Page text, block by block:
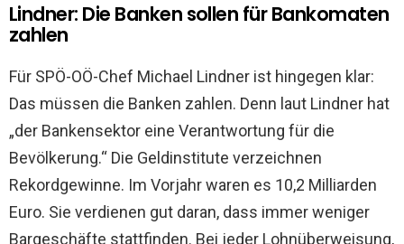
Lindner: Die Banken sollen für Bankomaten
zahlen
Für SPÖ-OÖ-Chef Michael Lindner ist hingegen klar:
Das müssen die Banken zahlen. Denn laut Lindner hat
„der Bankensektor eine Verantwortung für die
Bevölkerung.“ Die Geldinstitute verzeichnen
Rekordgewinne. Im Vorjahr waren es 10,2 Milliarden
Euro. Sie verdienen gut daran, dass immer weniger
Bargeschäfte stattfinden. Bei jeder Lohnüberweisung,